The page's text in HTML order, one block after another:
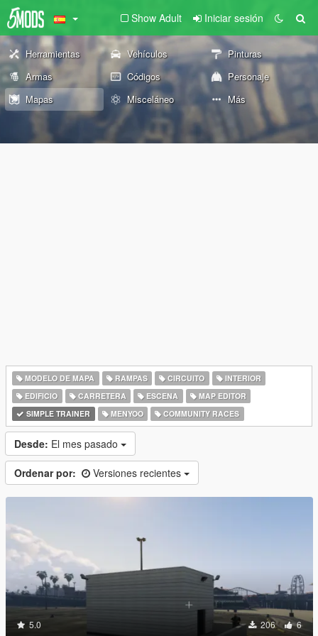
Show Adult Iniciar sesión
Herramientas Vehículos
Pinturas
Armas
Códigos
Personaje
Mapas
Misceláneo Más
MODELO DE MAPA RAMPAS CIRCUITO
INTERIOR
EDIFICIO
CARRETERA ESCENA
MAP EDITOR
SIMPLE TRAINER
MENYOO COMMUNITY RACES
Desde: El mes pasado
Ordenar por: Versiones recientes
5.0 206 6